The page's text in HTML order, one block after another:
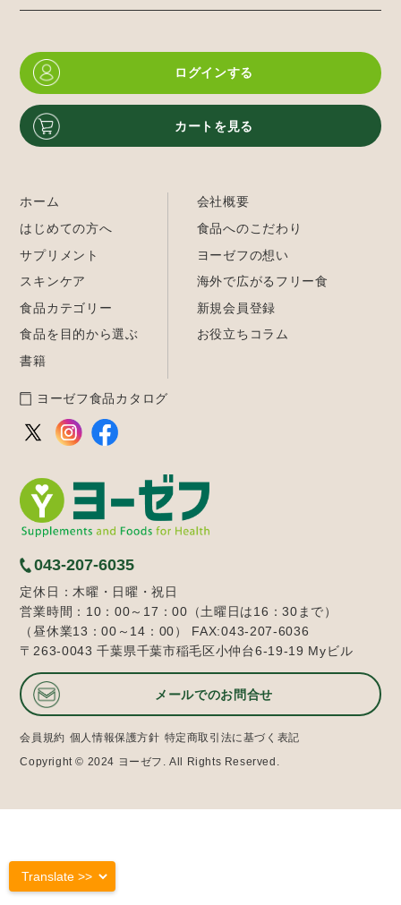
043-207-6035
定休日：木曜・日曜・祝日
営業時間：10：00～17：00（土曜日は16：30まで）
（昼休業13：00～14：00） FAX:043-207-6036
〒263-0043 千葉県千葉市稲毛区小仲台6-19-19 Myビル
メールでのお問合せ
会員規約 個人情報保護方針 特定商取引法に基づく表記
Copyright © 2024 ヨーゼフ. All Rights Reserved.
ログインする
カートを見る
ホーム
はじめての方へ
サプリメント
スキンケア
食品カテゴリー
食品を目的から選ぶ
書籍
会社概要
食品へのこだわり
ヨーゼフの想い
海外で広がるフリー食
新規会員登録
お役立ちコラム
ヨーゼフ食品カタログ